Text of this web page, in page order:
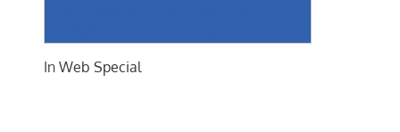
In Web Special